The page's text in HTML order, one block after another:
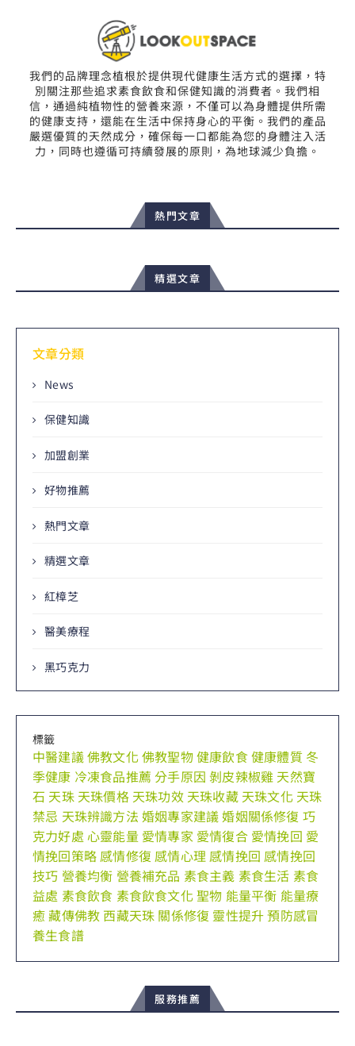
我們的品牌理念植根於提供現代健康生活方式的選擇，特
別關注那些追求素食飲食和保健知識的消費者。我們相
信，通過純植物性的營養來源，不僅可以為身體提供所需
的健康支持，還能在生活中保持身心的平衡。我們的產品
嚴選優質的天然成分，確保每一口都能為您的身體注入活
力，同時也遵循可持續發展的原則，為地球減少負擔。
熱門文章
精選文章
文章分類
News
保健知識
加盟創業
好物推薦
熱門文章
精選文章
紅樟芝
醫美療程
黑巧克力
標籤
中醫建議佛教文化佛教聖物健康飲食健康體質 冬
季健康 冷凍食品推薦 分手原因 剝皮辣椒雞 天然寶
石 天珠 天珠價格 天珠功效 天珠收藏 天珠文化 天珠
禁忌 天珠辨識方法 婚姻專家建議婚姻關係修復 巧
克力好處 心靈能量 愛情專家 愛情復合 愛情挽回 愛
情挽回策略 感情修復 感情心理 感情挽回 感情挽回
技巧 營養均衡 營養補充品 素食主義 素食生活 素食
益處 素食飲食 素食飲食文化聖物 能量平衡 能量療
癒藏傳佛教 西藏天珠 關係修復 靈性提升預防感冒
養生食譜
服務推薦